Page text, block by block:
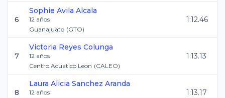
6
Sophie Avila Alcala
12 años
Guanajuato (GTO)
1:12.46
7
Victoria Reyes Colunga
12 años
Centro Acuatico Leon (CALEO)
1:13.13
8
Laura Alicia Sanchez Aranda
12 años
1:13.17